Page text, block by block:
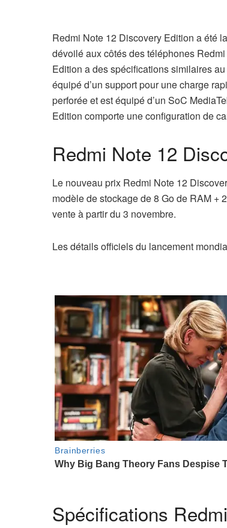
Redmi Note 12 Discovery Edition a été
dévoilé aux côtés des téléphones
Edition a des spécifications similaires
équipé d’un support pour une charge
perforée et est équipé d’un SoC
Edition comporte une configuration de
Redmi Note 12
Le nouveau prix Redmi Note 12
modèle de stockage de 8 Go de RAM +
vente à partir du 3 novembre.
Les détails officiels du lancement
Spécifications